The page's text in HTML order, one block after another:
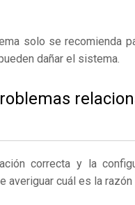
solo se recomienda
dañar el sistema.
correcta y la
averiguar cuál es la